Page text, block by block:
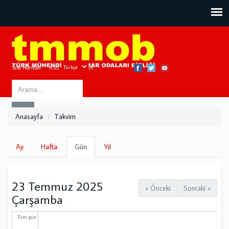
Site Haritası RSS Bize Ulaşın
Search
this
Anasayfa Takvim
Birincil
sekmeler
Ay Hafta Gün
sekme)
Yıl
« Önceki Sonraki »
23 Temmuz 2025
Çarşamba
Tüm gün